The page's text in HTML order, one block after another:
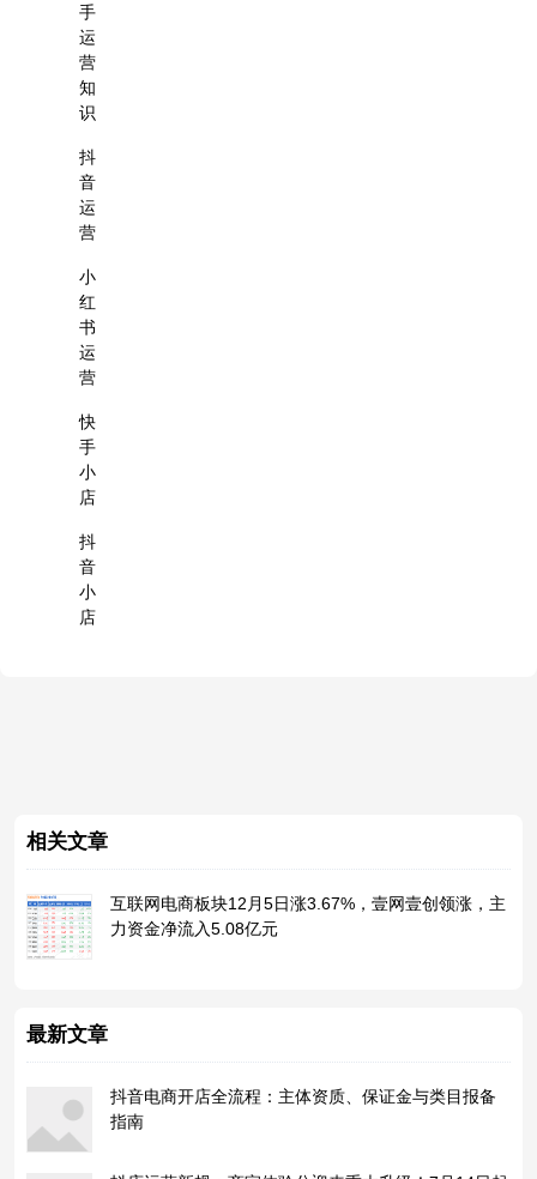
手
运
营
知
识
抖
音
运
营
小
红
书
运
营
快
手
小
店
抖
音
小
店
相关文章
互联网电商板块12月5日涨3.67%，壹网壹创领涨，主
力资金净流入5.08亿元
最新文章
抖音电商开店全流程：主体资质、保证金与类目报备
指南